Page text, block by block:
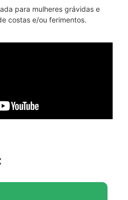
para mulheres grávidas e
costas e/ou ferimentos.